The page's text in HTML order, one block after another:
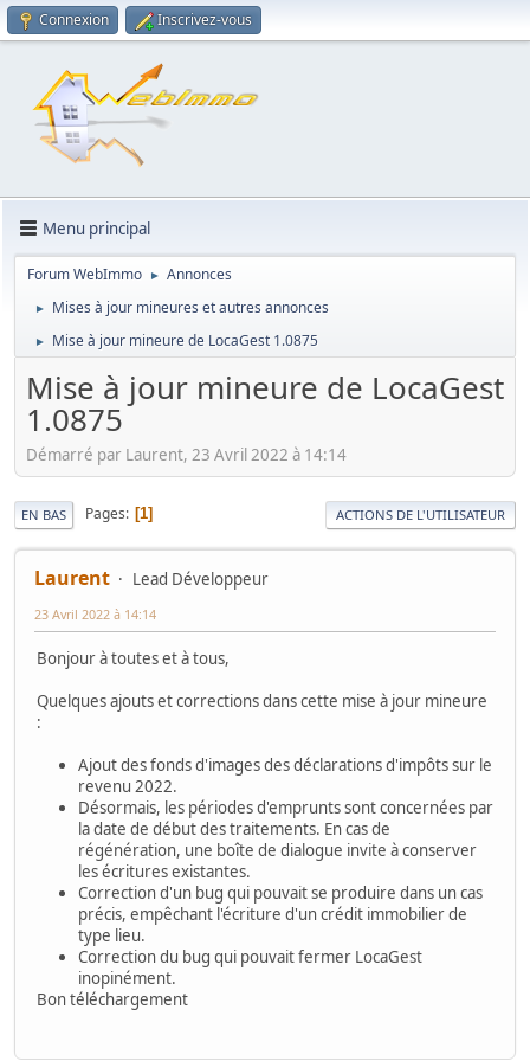
Connexion Inscrivez-vous
Menu principal
Forum WebImmo ► Annonces
► Mises à jour mineures et autres annonces
► Mise à jour mineure de LocaGest 1.0875
Mise à jour mineure de LocaGest
1.0875
Démarré par Laurent, 23 Avril 2022 à 14:14
EN BAS Pages 1 ACTIONS DE L'UTILISATEUR
Laurent Lead Développeur
23 Avril 2022 à 14:14
Bonjour à toutes et à tous,
Quelques ajouts et corrections dans cette mise à jour mineure
:
Ajout des fonds d'images des déclarations d'impôts sur le
revenu 2022.
Désormais, les périodes d'emprunts sont concernées par
la date de début des traitements. En cas de
régénération, une boîte de dialogue invite à conserver
les écritures existantes.
Correction d'un bug qui pouvait se produire dans un cas
précis, empêchant l'écriture d'un crédit immobilier de
type lieu.
Correction du bug qui pouvait fermer LocaGest
inopinément.
Bon téléchargement